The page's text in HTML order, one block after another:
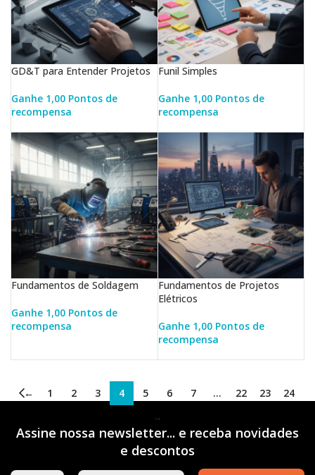
GD&T para Entender Projetos
Ganhe 1,00 Pontos de
recompensa
Funil Simples
Ganhe 1,00 Pontos de
recompensa
Fundamentos de Soldagem
Ganhe 1,00 Pontos de
recompensa
Fundamentos de Projetos
Elétricos
Ganhe 1,00 Pontos de
recompensa
← 1 2 3 4 5 6 7 … 22 23
24
→
Assine nossa newsletter... e receba novidades
e descontos